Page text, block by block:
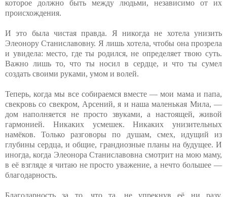
которое должно быть между людьми, независимо от их
происхождения.
И это была чистая правда. Я никогда не хотела унизить
Элеонору Станиславовну. Я лишь хотела, чтобы она прозрела
и увидела: место, где ты родился, не определяет твою суть.
Важно лишь то, что ты носил в сердце, и что ты сумел
создать своими руками, умом и волей.
Теперь, когда мы все собираемся вместе — мои мама и папа,
свекровь со свекром, Арсений, я и наша маленькая Мила, —
дом наполняется не просто звуками, а настоящей, живой
гармонией. Никаких усмешек. Никаких унизительных
намёков. Только разговоры по душам, смех, идущий из
глубины сердца, и общие, грандиозные планы на будущее. И
иногда, когда Элеонора Станиславовна смотрит на мою маму,
в её взгляде я читаю не просто уважение, а нечто большее —
благодарность.
Благодарность за то, что та, не упрекнув её ни разу,